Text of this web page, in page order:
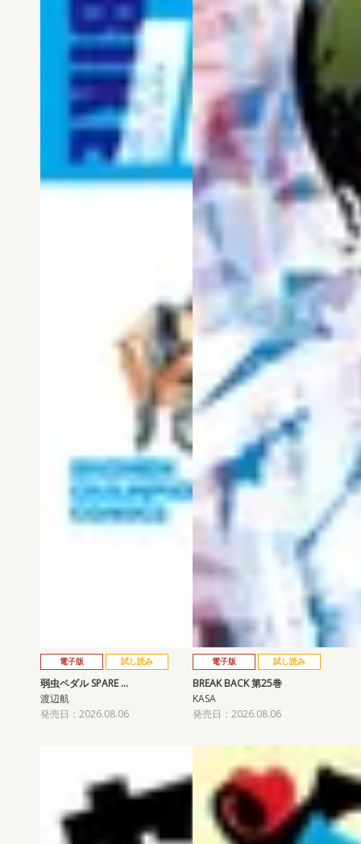
電子版 試し読み
弱虫ペダル SPARE …
渡辺航
発売日：2026.08.06
電子版 試し読み
BREAK BACK 第25巻
KASA
発売日：2026.08.06